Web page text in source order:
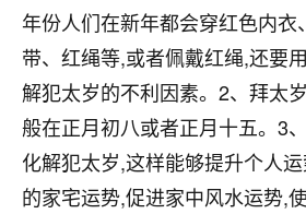
年份人们在新年都会穿红色内衣
带、红绳等,或者佩戴红绳,还要
解犯太岁的不利因素。2、拜太
般在正月初八或者正月十五。3
化解犯太岁,这样能够提升个人
的家宅运势,促进家中风水运势,使
鹿森：恭喜升职加薪！！
12小时前 来自北京
心心相印
我身体不太好，总是病病殃殃
问题，反正就是不舒服。中医